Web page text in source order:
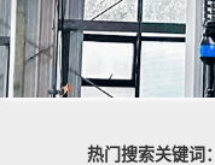
热门搜索关键词：